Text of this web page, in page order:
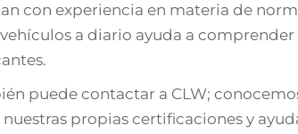
con experiencia en materia de
a diario ayuda a
puede contactar a CLW;
propias certificaciones y